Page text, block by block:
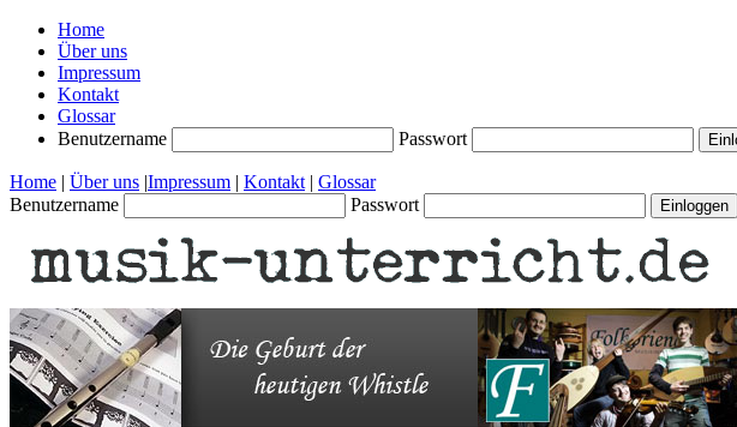
Home
Über uns
Impressum
Kontakt
Glossar
Benutzername
Passwort
Home | Über uns |Impressum | Kontakt | Glossar
Benutzername
Passwort